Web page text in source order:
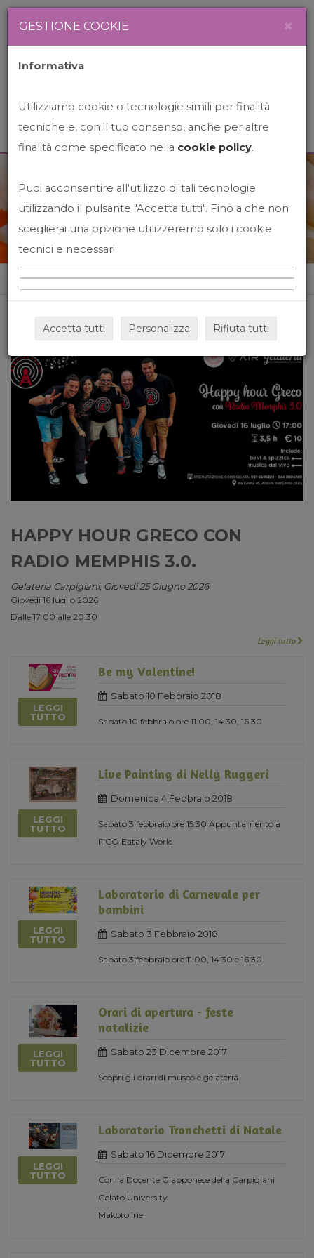
News&Events
Home News&events
HAPPY HOUR GRECO CON
RADIO MEMPHIS 3.0.
Gelateria Carpigiani, Giovedi 25 Giugno 2026
Giovedì 16 luglio 2026
Dalle 17:00 alle 20:30
Leggi tutto
LEGGI
TUTTO
Be my Valentine!
Sabato 10 Febbraio 2018
Sabato 10 febbraio ore 11.00, 14.30, 16.30
LEGGI
TUTTO
Live Painting di Nelly Ruggeri
Domenica 4 Febbraio 2018
Sabato 3 febbraio ore 15:30 Appuntamento a
FICO Eataly World
LEGGI
TUTTO
Laboratorio di Carnevale per
bambini
Sabato 3 Febbraio 2018
Sabato 3 febbraio ore 11.00, 14.30 e 16.30
LEGGI
TUTTO
Orari di apertura - feste
natalizie
Sabato 23 Dicembre 2017
Scopri gli orari di museo e gelateria
LEGGI
TUTTO
Laboratorio Tronchetti di Natale
Sabato 16 Dicembre 2017
Con la Docente Giapponese della Carpigiani
Gelato University
Makoto Irie
GESTIONE COOKIE ×
Informativa
Utilizziamo cookie o tecnologie simili per finalità
tecniche e, con il tuo consenso, anche per altre
finalità come specificato nella cookie policy.
Puoi acconsentire all'utilizzo di tali tecnologie
utilizzando il pulsante "Accetta tutti". Fino a che non
sceglierai una opzione utilizzeremo solo i cookie
tecnici e necessari.
Accetta tutti Personalizza Rifiuta tutti